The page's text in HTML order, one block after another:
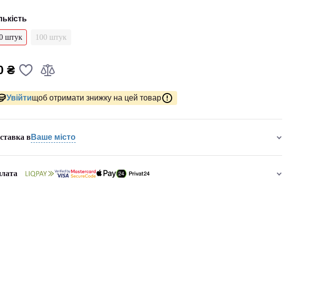
штук 100 штук
₴
Увійтищоб отримати знижку на цей товар
в Ваше місто